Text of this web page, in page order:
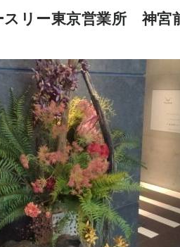
スリー東京営業所 神宮